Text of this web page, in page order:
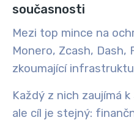
současnosti
Mezi top mince na
Monero, Zcash, Dash,
zkoumající
Každý z nich zaujímá
ale cíl je stejný: